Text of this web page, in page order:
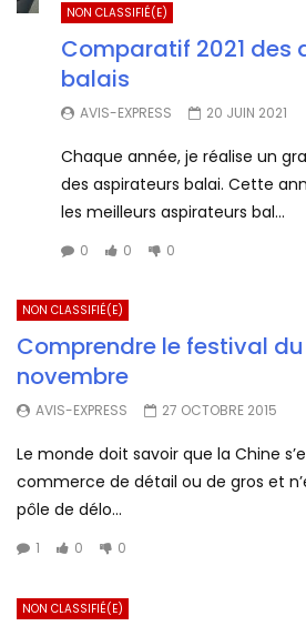
NON CLASSIFIÉ(E)
Comparatif 2021 des
balais
AVIS-EXPRESS 20 JUIN 2021
Chaque année, je réalise un
des aspirateurs balai. Cette
les meilleurs aspirateurs bal...
0 0 0
NON CLASSIFIÉ(E)
Comprendre le festival du
novembre
AVIS-EXPRESS 27 OCTOBRE 2015
Le monde doit savoir que la Chine
commerce de détail ou de gros et
pôle de délo...
1 0 0
NON CLASSIFIÉ(E)